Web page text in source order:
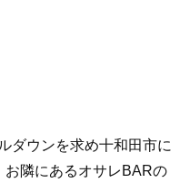
ダウンを求め十和田市に
お隣にあるオサレBARの